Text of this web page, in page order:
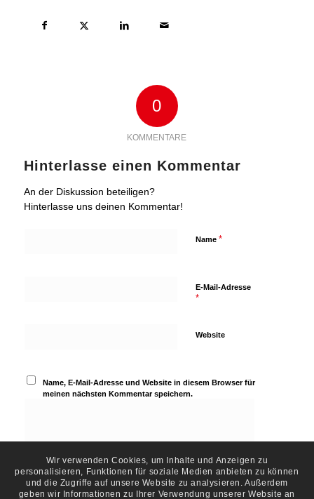
0
KOMMENTARE
Hinterlasse einen Kommentar
An der Diskussion beteiligen?
Hinterlasse uns deinen Kommentar!
Name *
E-Mail-Adresse
*
Website
Name, E-Mail-Adresse und Website in diesem Browser für
meinen nächsten Kommentar speichern.
Wir verwenden Cookies, um Inhalte und Anzeigen zu
personalisieren, Funktionen für soziale Medien anbieten zu können
und die Zugriffe auf unsere Website zu analysieren. Außerdem
geben wir Informationen zu Ihrer Verwendung unserer Website an